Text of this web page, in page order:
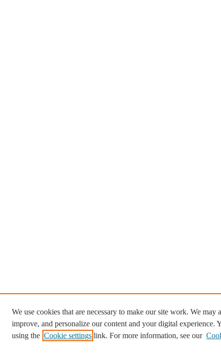
We use cookies that are necessary to make our site work. We may
improve, and personalize our content and your digital experience.
using the Cookie settings link. For more information, see our